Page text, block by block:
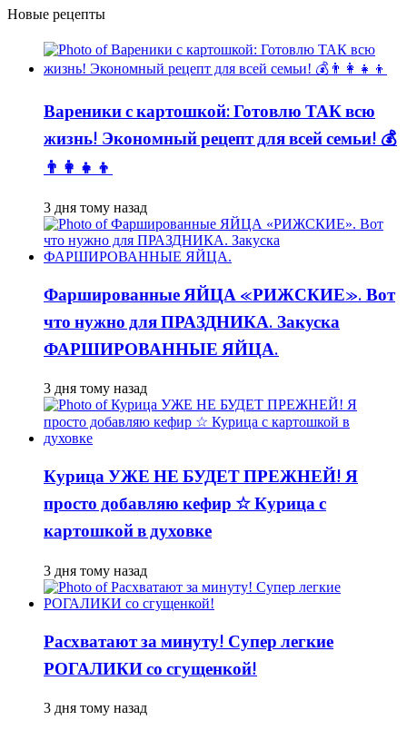
Новые рецепты
Вареники с картошкой: Готовлю ТАК всю
жизнь! Экономный рецепт для всей семьи! 💰
👨👩👧👦
3 дня тому назад
Фаршированные ЯЙЦА «РИЖСКИЕ». Вот
что нужно для ПРАЗДНИКА. Закуска
ФАРШИРОВАННЫЕ ЯЙЦА.
3 дня тому назад
Курица УЖЕ НЕ БУДЕТ ПРЕЖНЕЙ! Я
просто добавляю кефир ☆ Курица с
картошкой в духовке
3 дня тому назад
Расхватают за минуту! Супер легкие
РОГАЛИКИ со сгущенкой!
3 дня тому назад